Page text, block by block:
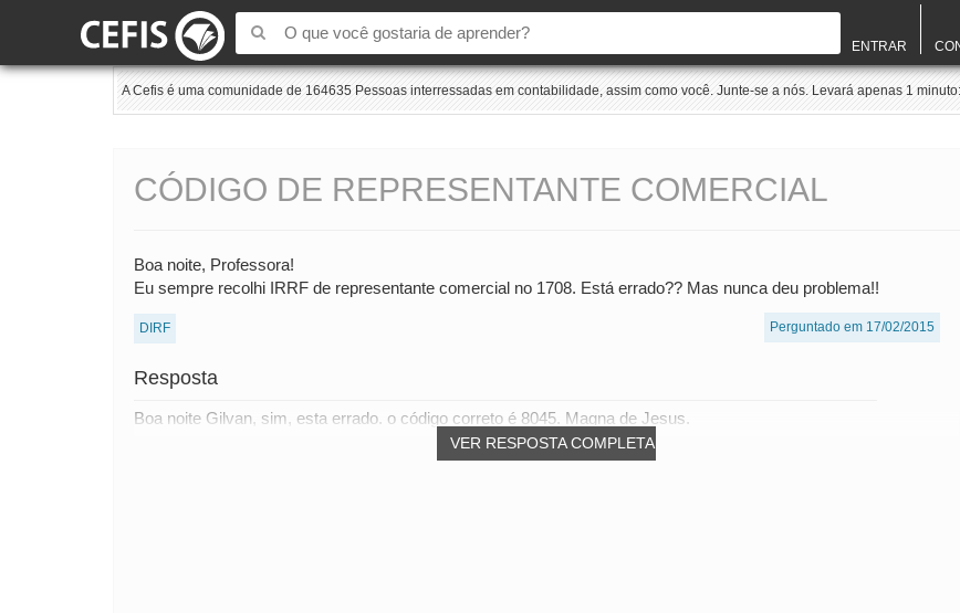
ENTRAR
A Cefis é uma comunidade de 164635 Pessoas interressadas em contabilidade, assim como você. Junte-se a nós. Levará apenas 1 minuto:
CÓDIGO DE REPRESENTANTE COMERCIAL
Boa noite, Professora!
Eu sempre recolhi IRRF de representante comercial no 1708. Está errado?? Mas nunca deu problema!!
DIRF Perguntado em 17/02/2015
Resposta
VER RESPOSTA COMPLETA
Boa noite Gilvan, sim, esta errado. o código correto é 8045. Magna de Jesus.